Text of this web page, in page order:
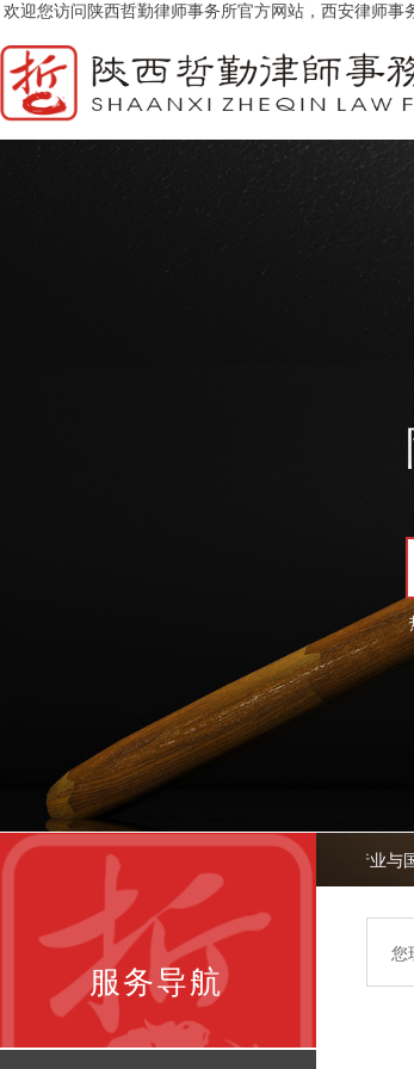
法治护航发展 律师勇担使命——律师行业与国
您
服务导航
欢迎您访问 陕西哲勤律师事务所官方网站，西安律师事